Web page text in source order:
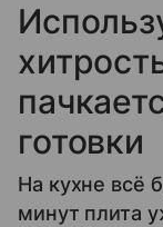
готовки
На кухне всё
минут плита